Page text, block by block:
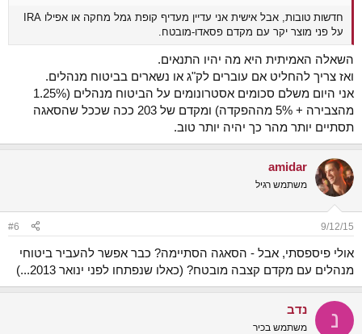
חדשות טובות, אבל אישית אני עדיין מעדיף קופת גמל מחקה או אפילו IRA
על פני מוצר יקר עם מקדם פסאדו-מובטח.
השאלה האמיתית היא מה יהיו התנאים.
ואז צריך להחליט אם עוברים לק"ג או נשארים בביטוח מנהלים.
אני היום משלם סכומים אסטרונומים על הביטוח מנהלים (1.25%
מהצבירה + 5% מההפקדה) ומקדם של 203 ככה שככל שהסאגה
תסתיים יותר מהר כך יהיה יותר טוב.
amidar
משתמש רגיל
9/12/15
#6
אולי פיספסתי, אבל - הסאגה הסתיימה? כבר אפשר להעביר ביטוחי
מנהלים עם מקדם קצבה מובטח? (כאלו שנפתחו לפני ינואר 2013...)
נ נדב
משתמש בכיר